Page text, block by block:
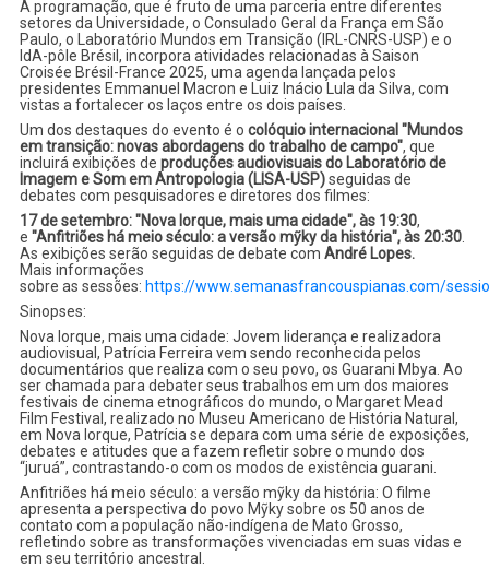
A programação, que é fruto de uma parceria entre diferentes
setores da Universidade, o Consulado Geral da França em São
Paulo, o Laboratório Mundos em Transição (IRL-CNRS-USP) e o
IdA-pôle Brésil, incorpora atividades relacionadas à Saison
Croisée Brésil-France 2025, uma agenda lançada pelos
presidentes Emmanuel Macron e Luiz Inácio Lula da Silva, com
vistas a fortalecer os laços entre os dois países.
Um dos destaques do evento é o colóquio internacional "Mundos
em transição: novas abordagens do trabalho de campo", que
incluirá exibições de produções audiovisuais do Laboratório de
Imagem e Som em Antropologia (LISA-USP)seguidas de
debates com pesquisadores e diretores dos filmes:
17 de setembro: "Nova Iorque, mais uma cidade", às 19:30,
e "Anfitriões há meio século: a versão mỹky da história", às 20:30
As exibições serão seguidas de debate com André Lopes.
Mais informações
sobre as sessões: https://www.semanasfrancouspianas.com/
Sinopses:
Nova Iorque, mais uma cidade: Jovem liderança e realizadora
audiovisual, Patrícia Ferreira vem sendo reconhecida pelos
documentários que realiza com o seu povo, os Guarani Mbya. Ao
ser chamada para debater seus trabalhos em um dos maiores
festivais de cinema etnográficos do mundo, o Margaret Mead
Film Festival, realizado no Museu Americano de História Natural,
em Nova Iorque, Patrícia se depara com uma série de exposições,
debates e atitudes que a fazem refletir sobre o mundo dos
“juruá”, contrastando-o com os modos de existência guarani.
Anfitriões há meio século: a versão mỹky da história: O filme
apresenta a perspectiva do povo Mỹky sobre os 50 anos de
contato com a população não-indígena de Mato Grosso,
refletindo sobre as transformações vivenciadas em suas vidas e
em seu território ancestral.